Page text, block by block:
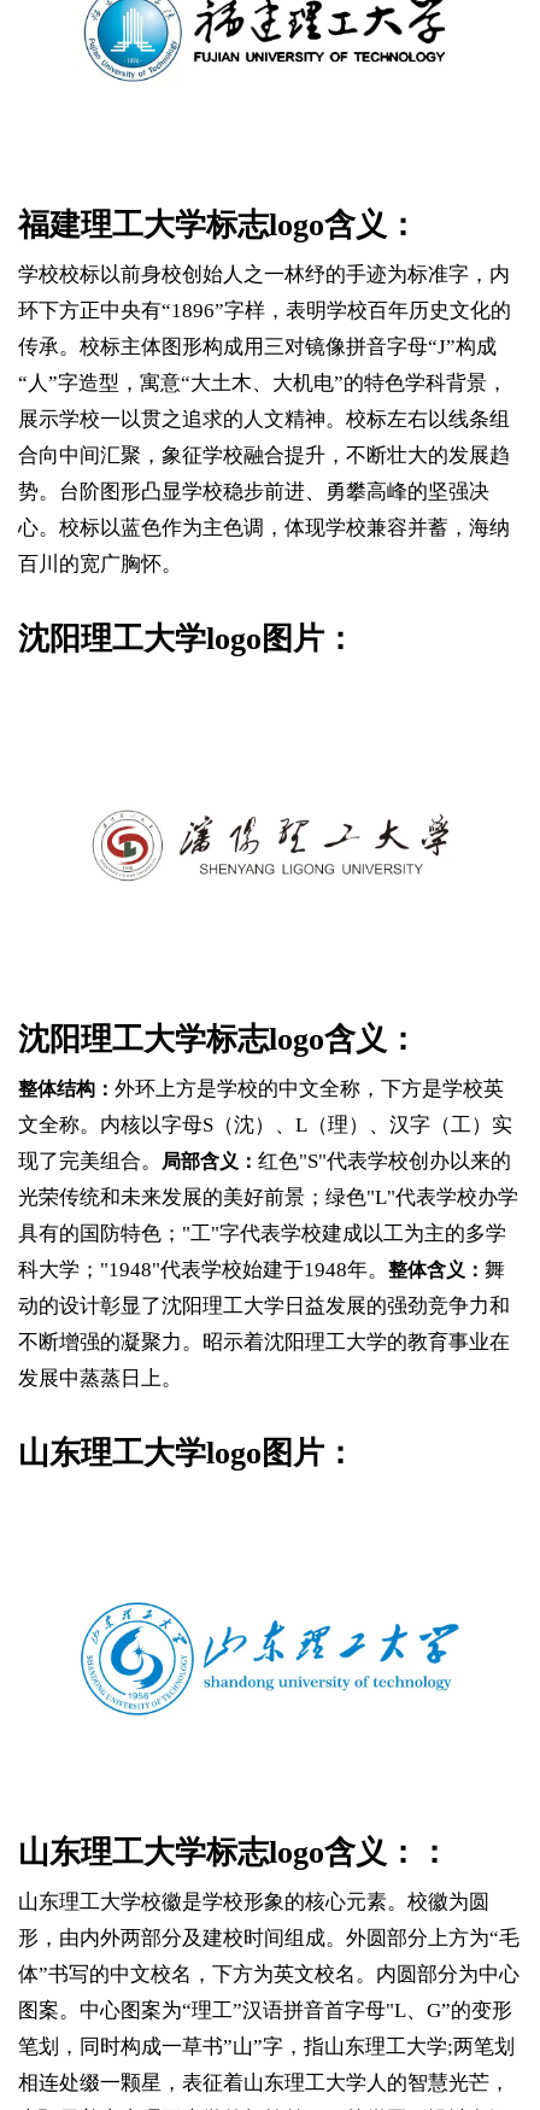
福建理工大学标志logo含义：
学校校标以前身校创始人之一林纾的手迹为标准字，内
环下方正中央有“1896”字样，表明学校百年历史文化的
传承。校标主体图形构成用三对镜像拼音字母“J”构成
“人”字造型，寓意“大土木、大机电”的特色学科背景，
展示学校一以贯之追求的人文精神。校标左右以线条组
合向中间汇聚，象征学校融合提升，不断壮大的发展趋
势。台阶图形凸显学校稳步前进、勇攀高峰的坚强决
心。校标以蓝色作为主色调，体现学校兼容并蓄，海纳
百川的宽广胸怀。
沈阳理工大学logo图片：
沈阳理工大学标志logo含义：
整体结构： 外环上方是学校的中文全称，下方是学校英
文全称。内核以字母S（沈）、L（理）、汉字（工）实
现了完美组合。
局部含义： 红色"S"代表学校创办以来的
光荣传统和未来发展的美好前景；绿色"L"代表学校办学
具有的国防特色；"工"字代表学校建成以工为主的多学
科大学；"1948"代表学校始建于1948年。 整体含义： 舞
动的设计彰显了沈阳理工大学日益发展的强劲竞争力和
不断增强的凝聚力。昭示着沈阳理工大学的教育事业在
发展中蒸蒸日上。
山东理工大学logo图片：
山东理工大学标志logo含义：：
山东理工大学校徽是学校形象的核心元素。校徽为圆
形，由内外两部分及建校时间组成。外圆部分上方为“毛
体”书写的中文校名，下方为英文校名。内圆部分为中心
图案。中心图案为“理工”汉语拼音首字母"L、G”的变形
笔划，同时构成一草书”山”字，指山东理工大学;两笔划
相连处缀一颗星，表征着山东理工大学人的智慧光芒，